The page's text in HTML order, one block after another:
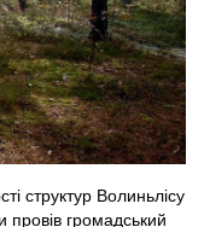
структур Волиньлісу
провів громадський